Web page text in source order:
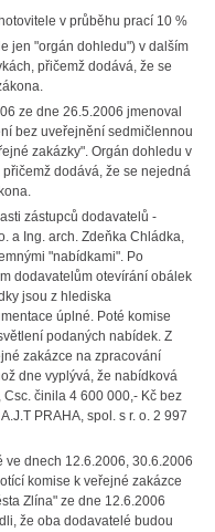
v průběhu prací 10 %
jen "orgán dohledu") v dalším
přičemž dodává, že se
ze dne 26.5.2006 jmenoval
bez uveřejnění sedmičlennou
zakázky". Orgán dohledu v
dodává, že se nejedná
zástupců dodavatelů -
a Ing. arch. Zdeňka Chládka,
"nabídkami". Po
dodavatelům otevírání obálek
jsou z hlediska
úplné. Poté komise
podaných nabídek. Z
zakázce na zpracování
dne vyplývá, že nabídková
činila 4 600 000,- Kč bez
PRAHA, spol. s r. o. 2 997
ve dnech 12.6.2006, 30.6.2006
komise k veřejné zakázce
Zlína" ze dne 12.6.2006
že oba dodavatelé budou